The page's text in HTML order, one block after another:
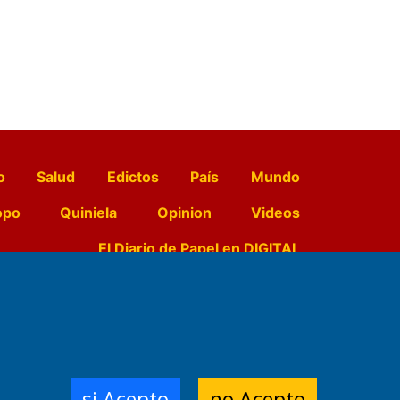
Salud Edictos País
Mundo
Quiniela Opinion
Videos
El Diario de Papel en DIGITAL